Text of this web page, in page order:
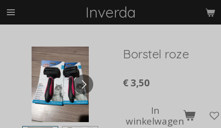
Ga
hoofdinhoud
Inverda
Borstel roze
€ 3,50
In
winkelwagen